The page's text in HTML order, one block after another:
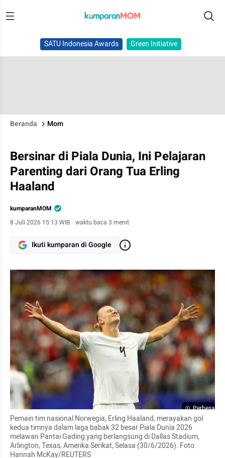
SATU Indonesia Awards Green Initiative
Beranda Mom
Bersinar di Piala Dunia, Ini Pelajaran
Parenting dari Orang Tua Erling
Haaland
kumparanMOM
8 Juli 2026 15:13 WIB · waktu baca 3 menit
Ikuti kumparan di Google
Perbesar
Pemain tim nasional Norwegia, Erling Haaland, merayakan gol
kedua timnya dalam laga babak 32 besar Piala Dunia 2026
melawan Pantai Gading yang berlangsung di Dallas Stadium,
Arlington, Texas, Amerika Serikat, Selasa (30/6/2026). Foto:
Hannah McKay/REUTERS